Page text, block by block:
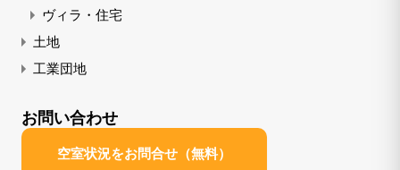
ヴィラ・住宅
土地
工業団地
お問い合わせ
空室状況をお問合せ（無料）